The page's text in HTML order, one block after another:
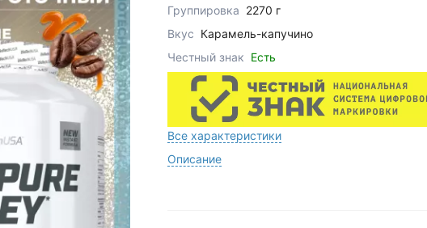
Группировка 2270 г
Вкус Карамель-капучино
Честный знак Есть
Все характеристики
Описание